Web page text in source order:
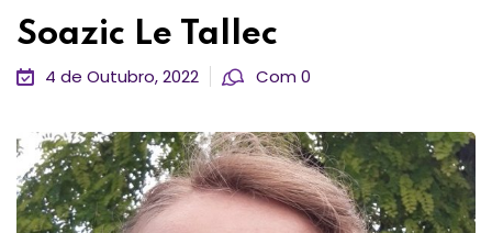
Soazic Le Tallec
4 de Outubro, 2022 Com 0